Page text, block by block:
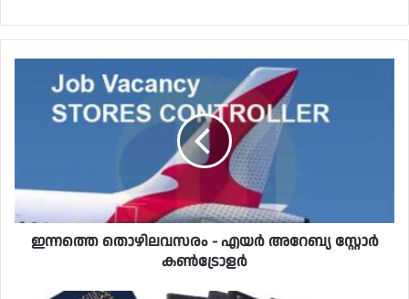
ഇന്നത്തെ തൊഴിലവസരം - എയർ അറേബ്യ സ്റ്റോർ
കൺട്രോളർ